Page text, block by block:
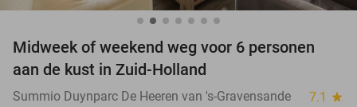
Midweek of weekend weg voor 6 personen
aan de kust in Zuid-Holland
Summio Duynparc De Heeren van 's-Gravensande 7.1 star